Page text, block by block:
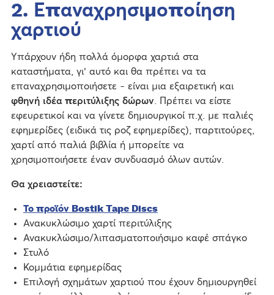
2. Επαναχρησιμοποίηση
χαρτιού
Υπάρχουν ήδη πολλά όμορφα χαρτιά στα
καταστήματα, γι' αυτό και θα πρέπει να τα
επαναχρησιμοποιήσετε - είναι μια εξαιρετική και
φθηνή ιδέα περιτύλιξης δώρων. Πρέπει να είστε
εφευρετικοί και να γίνετε δημιουργικοί π.χ. με παλιές
εφημερίδες (ειδικά τις ροζ εφημερίδες), παρτιτούρες,
χαρτί από παλιά βιβλία ή μπορείτε να
χρησιμοποιήσετε έναν συνδυασμό όλων αυτών.
Θα χρειαστείτε:
Το προϊόν Bostik Tape Discs
Ανακυκλώσιμο χαρτί περιτύλιξης
Ανακυκλώσιμο/λιπασματοποιήσιμο καφέ σπάγκο
Στυλό
Κομμάτια εφημερίδας
Επιλογή σχημάτων χαρτιού που έχουν δημιουργηθεί